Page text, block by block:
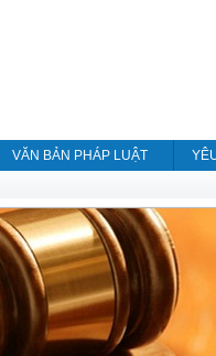
VĂN BẢN PHÁP LUẬT